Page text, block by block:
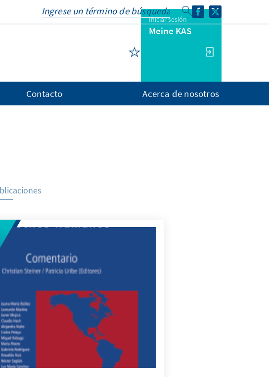
Iniciar sesión
Meine KAS
Contacto Acerca de nosotros